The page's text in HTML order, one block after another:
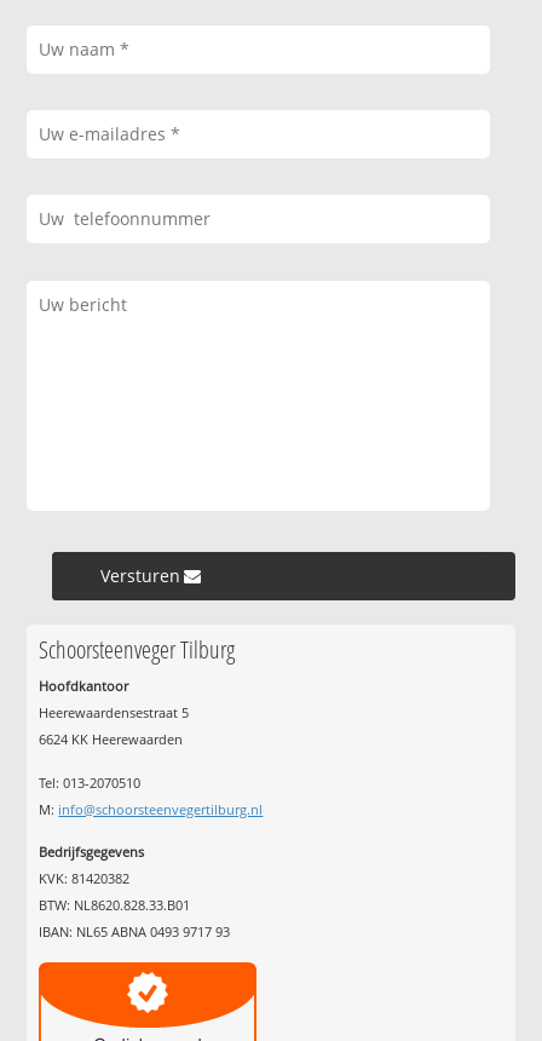
Versturen »
Schoorsteenveger Tilburg
Hoofdkantoor
Heerewaardensestraat 5
6624 KK Heerewaarden
Tel: 013-2070510
M: info@schoorsteenvegertilburg.nl
Bedrijfsgegevens
KVK: 81420382
BTW: NL8620.828.33.B01
IBAN: NL65 ABNA 0493 9717 93